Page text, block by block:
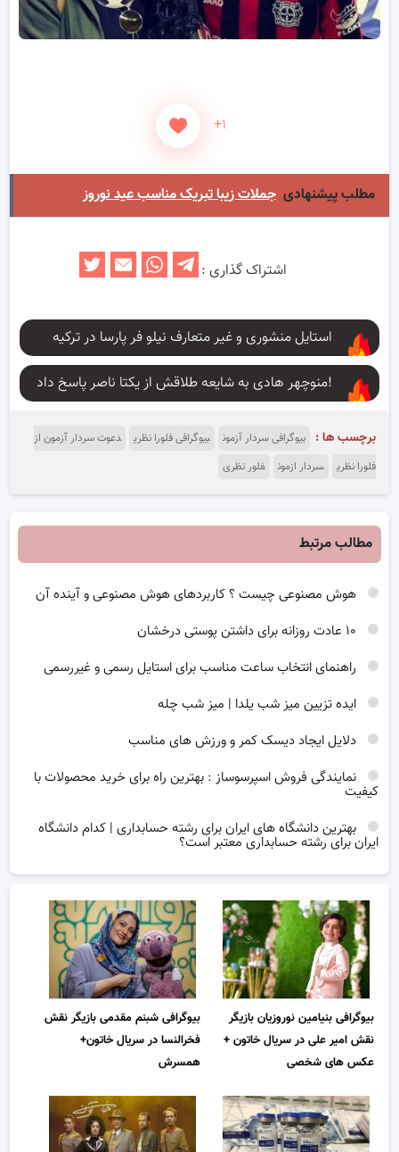
+۱
مطلب پیشنهادی جملات زیبا تبریک مناسب عید نوروز
اشتراک گذاری :
استایل منشوری و غیر متعارف نیلو فر پارسا در ترکیه
منوچهر هادی به شایعه طلاقش از یکتا ناصر پاسخ داد!
برچسب ها : بیوگرافی سردار آزمون بیوگرافی فلورا نظری
دعوت سردار آزمون از
فلورا نظری
سردار ازمون فلور نظری
مطالب مرتبط
هوش مصنوعی چیست ؟ کاربردهای هوش مصنوعی و آینده آن
راهنمای انتخاب ساعت مناسب برای استایل رسمی و غیررسمی
ایده تزیین میز شب یلدا | میز شب چله
دلایل ایجاد دیسک کمر و ورزش های مناسب
نمایندگی فروش اسپرسوساز : بهترین راه برای خرید محصولات با
کیفیت
بهترین دانشگاه های ایران برای رشته حسابداری | کدام دانشگاه
ایران برای رشته حسابداری معتبر است؟
بیوگرافی بنیامین نوروزیان بازیگر
نقش امیر علی در سریال خاتون +
عکس های شخصی
بیوگرافی شبنم مقدمی بازیگر نقش
فخرالنسا در سریال خاتون+
همسرش